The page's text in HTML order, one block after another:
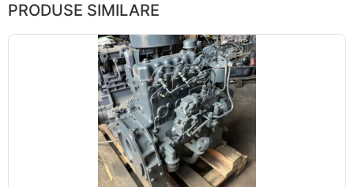
PRODUSE SIMILARE